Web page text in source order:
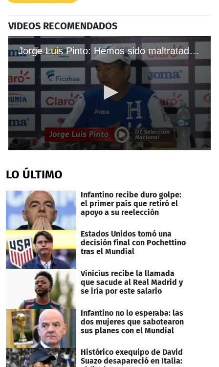
VIDEOS RECOMENDADOS
Jorge Luis Pinto: Hemos sido maltratados por los árbitros
of
3
7
seconds
LO ÚLTIMO
Infantino recibe duro golpe:
el primer país que retiró el
apoyo a su reelección
Estados Unidos tomó una
decisión final con Pochettino
tras el Mundial
Vinicius recibe la llamada
que sacude al Real Madrid y
se iría por este salario
Infantino no lo esperaba: las
dos mujeres que sabotearon
sus planes con el Mundial
Histórico exequipo de David
Suazo desapareció en Italia: